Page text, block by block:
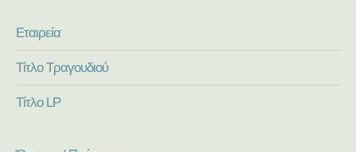
Εταιρεία
Τίτλο Τραγουδιού
Τίτλο LP